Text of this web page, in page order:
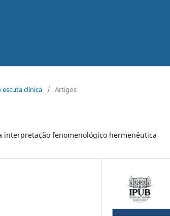
escuta clínica / Artigos
fenomenológico hermenêutica